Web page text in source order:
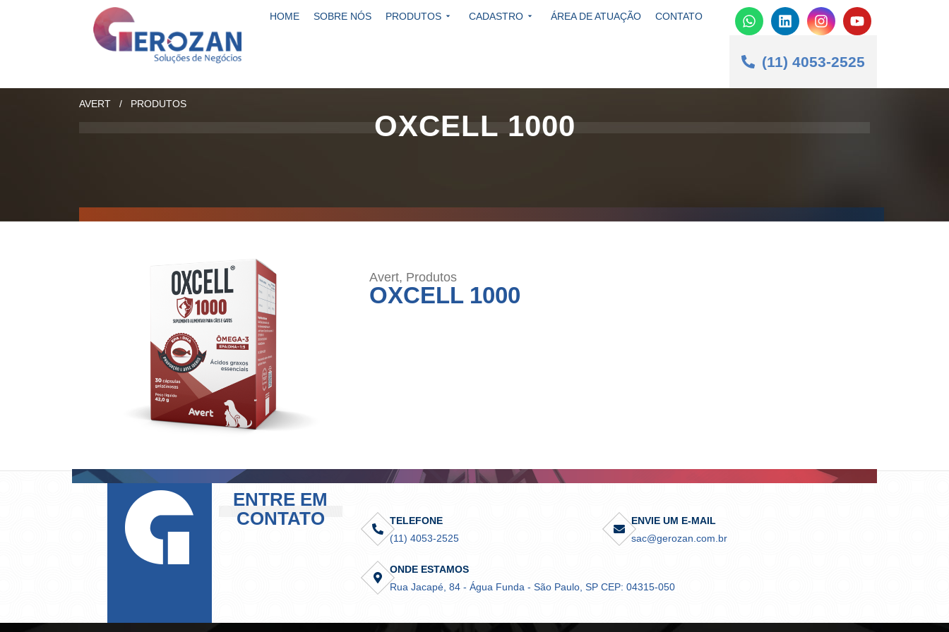
HOME SOBRE NÓS PRODUTOS CADASTRO ÁREA DE ATUAÇÃO CONTATO
(11) 4053-2525
AVERT / PRODUTOS
OXCELL 1000
Avert, Produtos
OXCELL 1000
ENTRE EM
CONTATO
TELEFONE
(11) 4053-2525
ENVIE UM E-MAIL
sac@gerozan.com.br
ONDE ESTAMOS
Rua Jacapé, 84 - Água Funda - São Paulo, SP CEP: 04315-050